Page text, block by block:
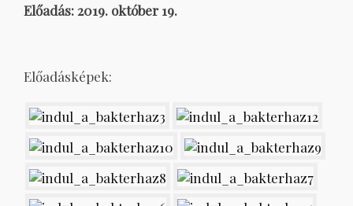
Előadás: 2019. október 19.
Előadásképek: